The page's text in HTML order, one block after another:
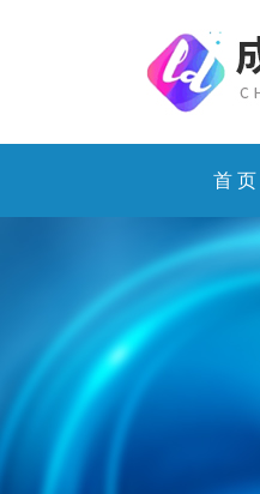
首 页